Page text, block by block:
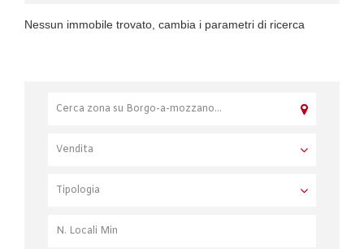
Nessun immobile trovato, cambia i parametri di ricerca